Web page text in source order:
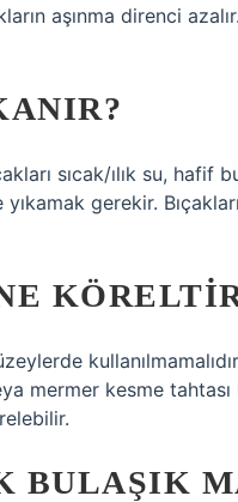
aşınma direnci
sıcak/ılık su, hafif
gerekir.
mermer kesme
BULAŞIK